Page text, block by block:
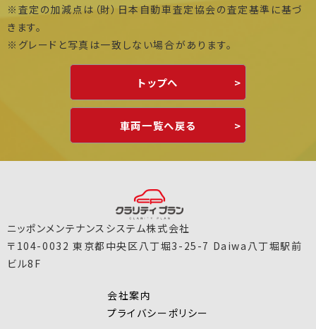
※査定の加減点は（財）日本自動車査定協会の査定基準に基づ
きます。
※グレードと写真は一致しない場合があります。
トップへ
車両一覧へ戻る
ニッポンメンテナンスシステム株式会社
〒104-0032 東京都中央区八丁堀3-25-7 Daiwa八丁堀駅前
ビル8F
会社案内
プライバシーポリシー